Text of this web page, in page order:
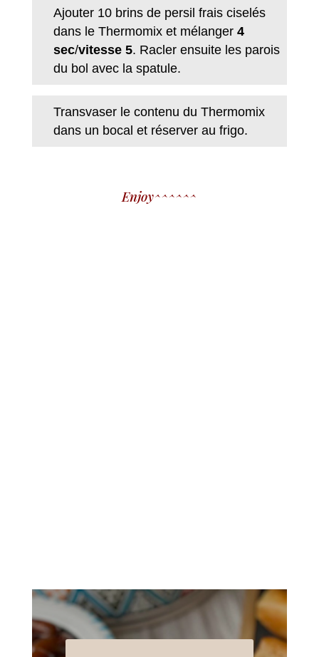
Ajouter 10 brins de persil frais ciselés
dans le Thermomix et mélanger 4
sec/vitesse 5. Racler ensuite les parois
du bol avec la spatule.
Transvaser le contenu du Thermomix
dans un bocal et réserver au frigo.
Enjoy^^^^^^